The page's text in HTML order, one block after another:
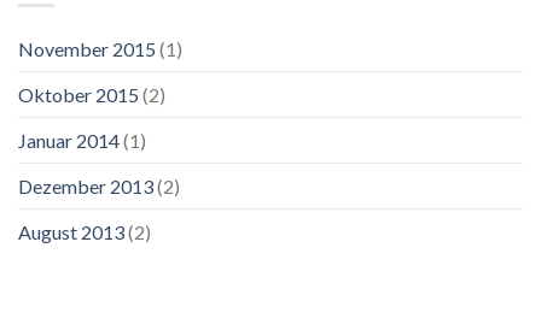
November 2015 (1)
Oktober 2015 (2)
Januar 2014(1)
Dezember 2013(2)
August 2013(2)